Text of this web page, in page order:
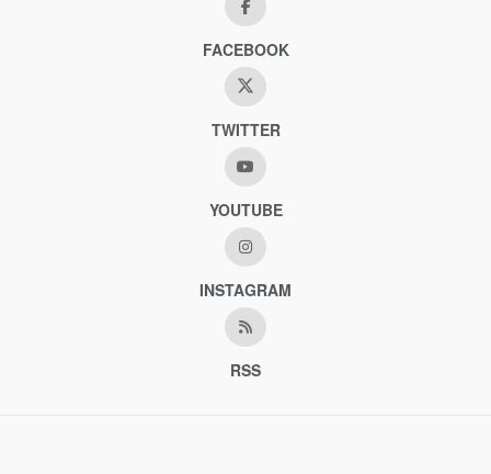
FACEBOOK
TWITTER
YOUTUBE
INSTAGRAM
RSS